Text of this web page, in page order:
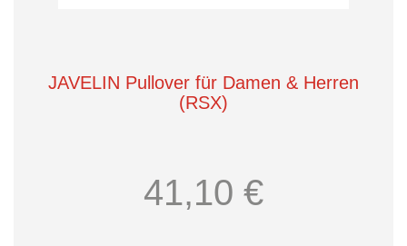
JAVELIN Pullover für Damen & Herren
(RSX)
41,10 €